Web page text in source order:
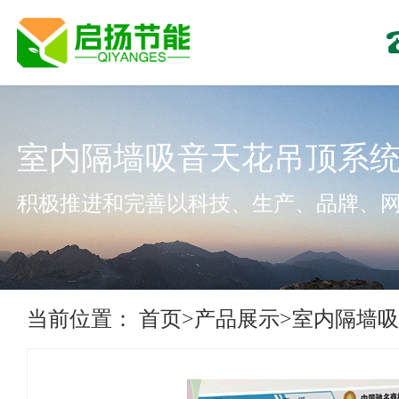
室内隔墙吸音天花吊顶系
积极推进和完善以科技、生产、品牌、
当前位置： 首页>产品展示>室内隔墙